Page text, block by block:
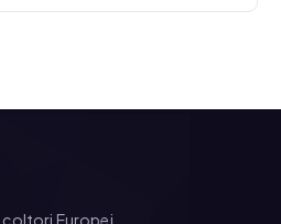
Europei